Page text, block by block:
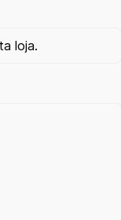
loja.